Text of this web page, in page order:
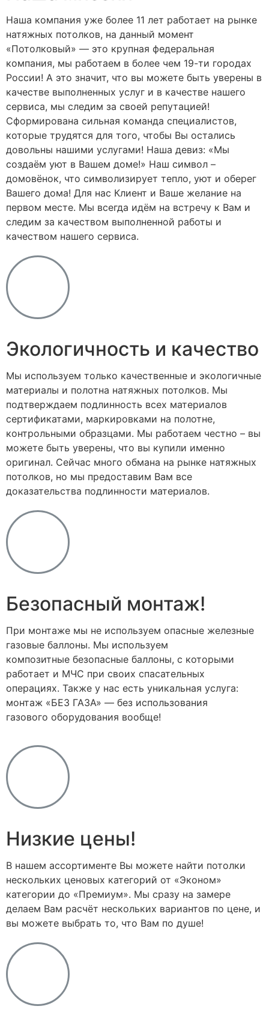
Наша компания уже более 11 лет работает на рынке
натяжных потолков, на данный момент
«Потолковый» — это крупная федеральная
компания, мы работаем в более чем 19-ти городах
России! А это значит, что вы можете быть уверены в
качестве выполненных услуг и в качестве нашего
сервиса, мы следим за своей репутацией!
Сформирована сильная команда специалистов,
которые трудятся для того, чтобы Вы остались
довольны нашими услугами! Наша девиз: «Мы
создаём уют в Вашем доме!» Наш символ –
домовёнок, что символизирует тепло, уют и оберег
Вашего дома! Для нас Клиент и Ваше желание на
первом месте. Мы всегда идём на встречу к Вам и
следим за качеством выполненной работы и
качеством нашего сервиса.
Экологичность и качество
Мы используем только качественные и экологичные
материалы и полотна натяжных потолков. Мы
подтверждаем подлинность всех материалов
сертификатами, маркировками на полотне,
контрольными образцами. Мы работаем честно – вы
можете быть уверены, что вы купили именно
оригинал. Сейчас много обмана на рынке натяжных
потолков, но мы предоставим Вам все
доказательства подлинности материалов.
Безопасный монтаж!
При монтаже мы не используем опасные железные
газовые баллоны. Мы используем
композитные безопасные баллоны, с которыми
работает и МЧС при своих спасательных
операциях. Также у нас есть уникальная услуга:
монтаж «БЕЗ ГАЗА» — без использования
газового оборудования вообще!
Низкие цены!
В нашем ассортименте Вы можете найти потолки
нескольких ценовых категорий от «Эконом»
категории до «Премиум». Мы сразу на замере
делаем Вам расчёт нескольких вариантов по цене, и
вы можете выбрать то, что Вам по душе!